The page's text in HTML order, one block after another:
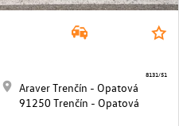
Araver Trenčín - Opatová
91250 Trenčín - Opatová
8131/51